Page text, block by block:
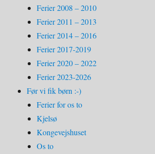
Ferier 2008 – 2010
Ferier 2011 – 2013
Ferier 2014 – 2016
Ferier 2017-2019
Ferier 2020 – 2022
Ferier 2023-2026
Før vi fik børn :-)
Ferier for os to
Kjelsø
Kongevejshuset
Os to